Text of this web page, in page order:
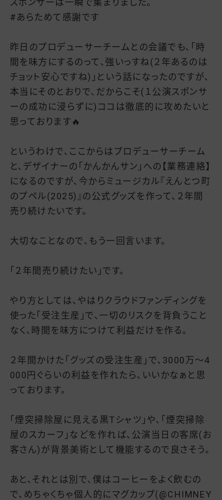
#あらためて感謝です
昨日のプロデューサーチームとの会議でも、「時
間を味方にするのって、強いっすね(２年あるのは
チョット安心ですね)」という話になったのですが、
本当にそのとおりで、だからこそ(１公演スポンサ
ーの成功に浸らずに)ココは徹底的に攻めたいと
思っております🔥
というわけで、ここからはプロデューサーチーム
と、デザイナーの「かんかんサン」への【業務連絡】
になるのですが、今からミュージカル『えんとつ町
のプペル(2025)』の公式グッズを作って、２年間
売り続けたいです。
大切なことなので、もう一回言います。
「２年間売り続けたい」です。
やり方としては、やはりクラウドファンディングを
使った「受注生産」で、一切のリスクを背負うこと
なく、時間を味方につけて利益だけを作る。
２年間かけた「グッズの受注生産」で、3000万～4
000円ぐらいの利益を作れたら、いいかなぁと思
っております。
「煙突掃除屋に見える黒Tシャツ」や、「煙突掃除
屋のスカーフ」などを作れば、公演当日の客席(お
客さん)が背景美術として機能するので良さそう。
あと、それとは別で、僕はコーヒーをよく飲むの
で、めちゃくちゃ個人的にマグカップ(@CHIMNEY